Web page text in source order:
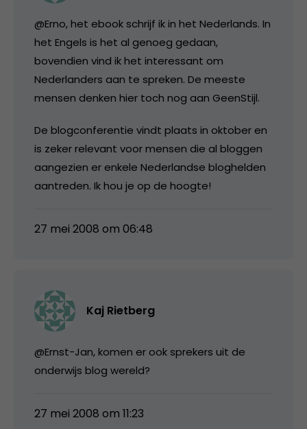
@Erno, het ebook schrijf ik in het Nederlands. In
het Engels is het al genoeg gedaan,
bovendien vind ik het interessant om
Nederlanders aan te spreken. De meeste
mensen denken hier toch nog aan GeenStijl.
De blogconferentie vindt plaats in oktober en
is zeker relevant voor mensen die al bloggen
aangezien er enkele Nederlandse bloghelden
aantreden. Ik hou je op de hoogte!
27 mei 2008 om 06:48
Kaj Rietberg
@Ernst-Jan, komen er ook sprekers uit de
onderwijs blog wereld?
27 mei 2008 om 11:23